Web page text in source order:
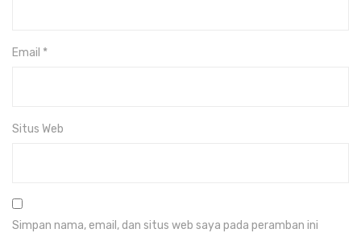
Email *
Situs Web
Simpan nama, email, dan situs web saya pada peramban ini